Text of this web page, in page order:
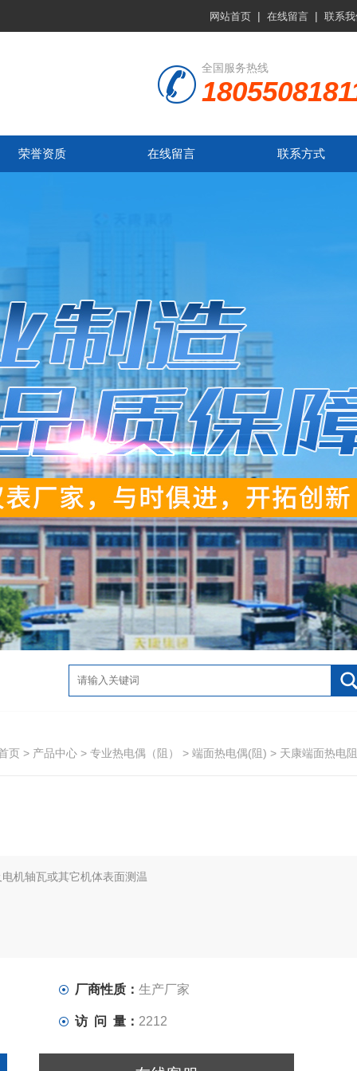
网站首页 | 在线留言 | 联系
全国服务热线
荣誉资质 在线留言 联系方式
页 > 产品中心 > 专业热电偶（阻） > 端面热电偶(阻) > 天康端面热电阻
机轴瓦或其它机体表面测温
厂商性质： 生产厂家
访 问 量： 2212